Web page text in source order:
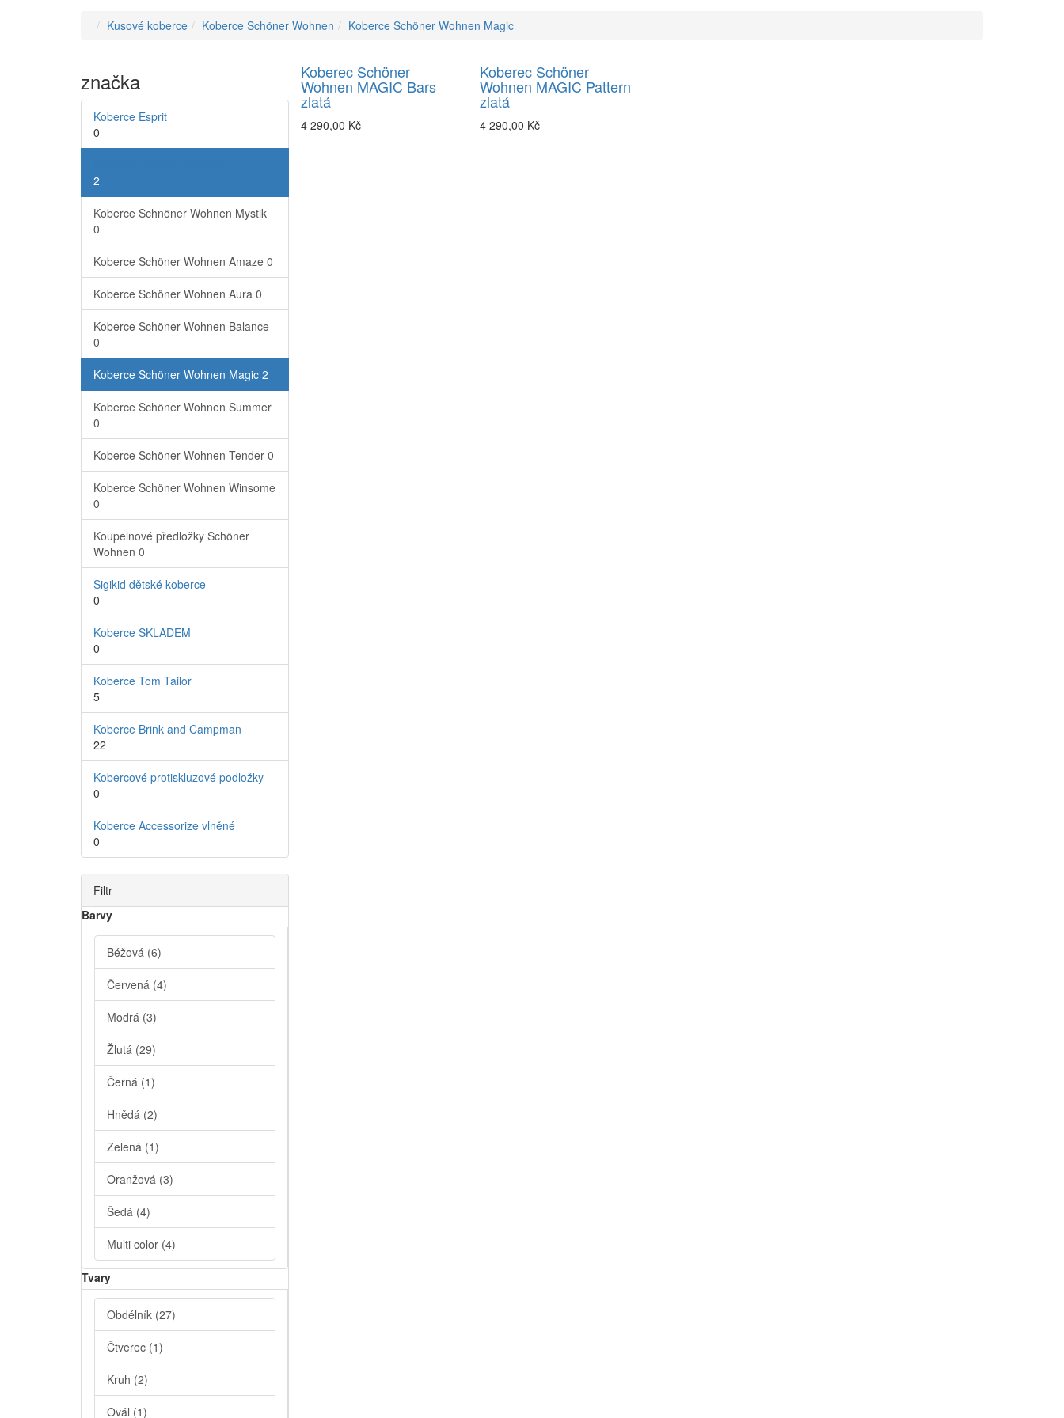
Kusové koberce Koberce Schöner Wohnen Koberce Schöner Wohnen Magic
značka
Koberce Esprit
0
2
Koberce Schnöner Wohnen Mystik
0
Koberce Schöner Wohnen Amaze 0
Koberce Schöner Wohnen Aura 0
Koberce Schöner Wohnen Balance
0
Koberce Schöner Wohnen Magic 2
Koberce Schöner Wohnen Summer
0
Koberce Schöner Wohnen Tender 0
Koberce Schöner Wohnen Winsome
0
Koupelnové předložky Schöner
Wohnen 0
Sigikid dětské koberce
0
Koberce SKLADEM
0
Koberce Tom Tailor
5
Koberce Brink and Campman
22
Kobercové protiskluzové podložky
0
Koberce Accessorize vlněné
0
Filtr
Barvy
Béžová (6)
Červená (4)
Modrá (3)
Žlutá (29)
Černá (1)
Hnědá (2)
Zelená (1)
Oranžová (3)
Šedá (4)
Multi color (4)
Tvary
Obdélník (27)
Čtverec (1)
Kruh (2)
Ovál (1)
Koberec Schöner
Wohnen MAGIC Bars
zlatá
4 290,00 Kč
Koberec Schöner
Wohnen MAGIC Pattern
zlatá
4 290,00 Kč